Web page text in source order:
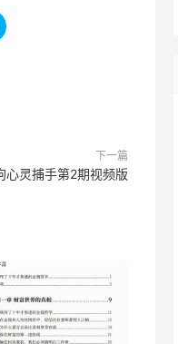
下一篇
心灵捕手第2期视频版